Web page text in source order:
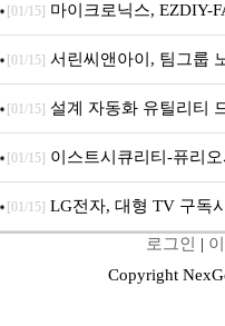
[01/15] 마이크로닉스, EZDIY-
시
[01/15] 서린씨앤아이, 팀그룹
5600MHz 16GB 출시
[01/15] 설계 자동화 유틸리티
무상 배포
[01/15] 이스트시큐리티-퓨리
세대 AI 보안 플랫폼 구축
[01/15] LG전자, 대형 TV 구독
로그인 |
Copyright